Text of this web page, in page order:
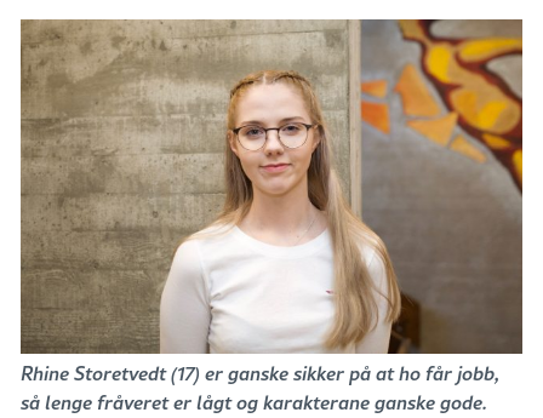
Rhine Storetvedt (17) er ganske sikker på at ho får jobb,
så lenge fråveret er lågt og karakterane ganske gode.